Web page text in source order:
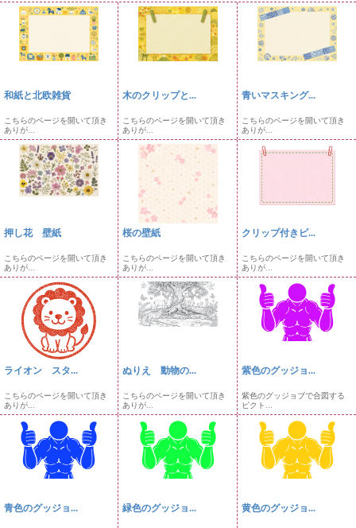
和紙と北欧雑貨
こちらのページを開いて頂き
ありが...
木のクリップと...
こちらのページを開いて頂き
ありが...
青いマスキング...
こちらのページを開いて頂き
ありが...
押し花 壁紙
こちらのページを開いて頂き
ありが...
桜の壁紙
こちらのページを開いて頂き
ありが...
クリップ付きピ...
こちらのページを開いて頂き
ありが...
ライオン スタ...
こちらのページを開いて頂き
ありが...
ぬりえ 動物の...
こちらのページを開いて頂き
ありが...
紫色のグッジョ...
紫色のグッジョブで合図する
ピクト...
青色のグッジョ... 緑色のグッジョ... 黄色のグッジョ...